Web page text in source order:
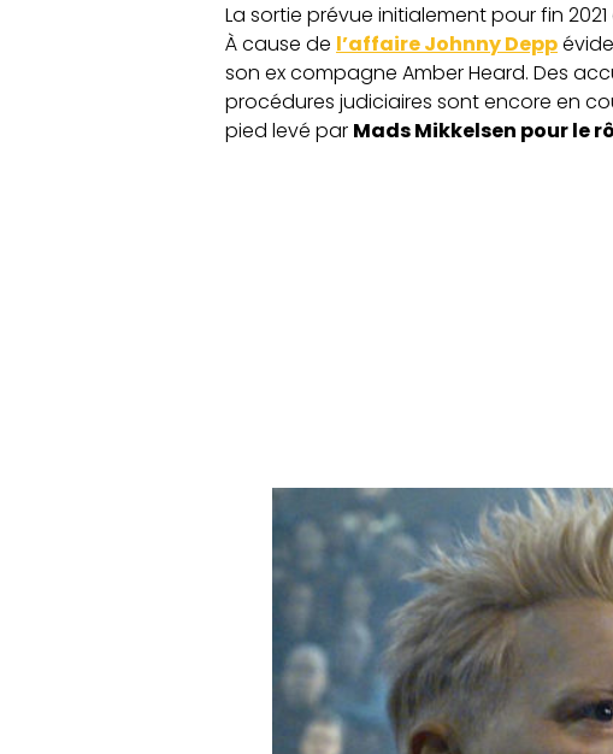
La sortie prévue initialement pour fin
À cause de l’affaire Johnny Depp
son ex compagne Amber Heard. Des
procédures judiciaires sont encore en
pied levé par Mads Mikkelsen pour le